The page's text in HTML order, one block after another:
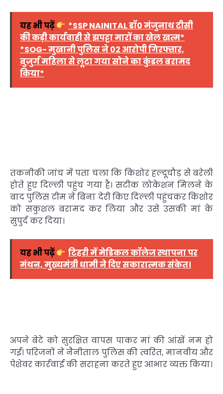
यह भी पढ़ें
*SSP NAINITAL डॉ0 मंजुनाथ टीसी
की कड़ी कार्यवाही से झपट्टा मारों का खेल खत्म*
*SOG- मुखानी पुलिस ने 02 आरोपी गिरफ्तार,
बुजुर्ग महिला से लूटा गया सोने का कुंडल बरामद
किया*
तकनीकी जांच में पता चला कि किशोर हल्दूचौड़ से बरेली
होते हुए दिल्ली पहुंच गया है। सटीक लोकेशन मिलने के
बाद पुलिस टीम ने बिना देरी किए दिल्ली पहुंचकर किशोर
को सकुशल बरामद कर लिया और उसे उसकी मां के
सुपुर्द कर दिया।
यह भी पढ़ें
टिहरी में मेडिकल कॉलेज स्थापना पर
मंथन, मुख्यमंत्री धामी ने दिए सकारात्मक संकेत।
अपने बेटे को सुरक्षित वापस पाकर मां की आंखें नम हो
गईं। परिजनों ने नैनीताल पुलिस की त्वरित, मानवीय और
पेशेवर कार्रवाई की सराहना करते हुए आभार व्यक्त किया।